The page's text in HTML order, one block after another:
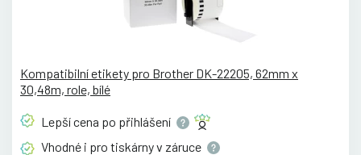
Kompatibilní etikety pro Brother DK-22205, 62mm x
30,48m, role, bílé
Lepší cena po přihlášení
Vhodné i pro tiskárny v záruce